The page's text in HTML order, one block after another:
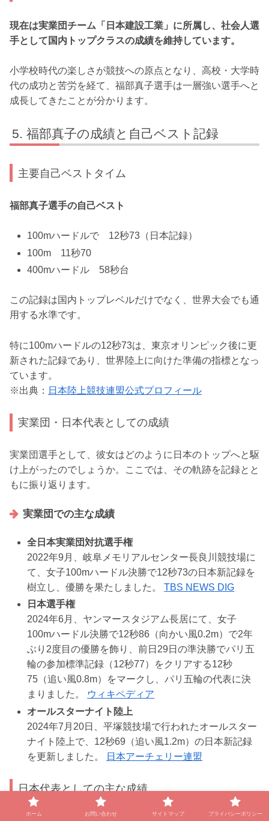
現在は実業団チーム「日本建設工業」に所属し、社会人選
手として国内トップクラスの成績を維持しています。
小学校時代の楽しさが競技への原点となり、高校・大学時
代の成功と苦労を経て、福部真子選手は一層強い選手へと
成長してきたことが分かります。
福部真子の成績と自己ベスト記録
主要自己ベストタイム
福部真子選手の自己ベスト
100mハードルで 12秒73（日本記録）
100m 11秒70
400mハードル 58秒台
この記録は国内トップレベルだけでなく、世界大会でも通
用する水準です。
特に100mハードルの12秒73は、東京オリンピック後に更
新された記録であり、世界陸上に向けた準備の指標となっ
ています。
※出典： 日本陸上競技連盟公式プロフィール
実業団・日本代表としての成績
実業団選手として、彼女はどのように日本のトップへと駆
け上がったのでしょうか。ここでは、その軌跡を記録とと
もに振り返ります。
実業団での主な成績
全日本実業団対抗選手権
2022年9月、岐阜メモリアルセンター長良川競技場に
て、女子100mハードル決勝で12秒73の日本新記録を
樹立し、優勝を果たしました。TBS NEWS DIG
日本選手権
2024年6月、ヤンマースタジアム長居にて、女子
100mハードル決勝で12秒86（向かい風0.2m）で2年
ぶり2度目の優勝を飾り、前日29日の準決勝でパリ五
輪の参加標準記録（12秒77）をクリアする12秒
75（追い風0.8m）をマークし、パリ五輪の代表に決
まりました。
ウィキペディア
オールスターナイト陸上
2024年7月20日、平塚競技場で行われたオールスター
ナイト陸上で、12秒69（追い風1.2m）の日本新記録
を更新しました。
日本アーチェリー連盟
日本代表としての主な成績
ホーム お問い合わせ サイトマップ プライバシーポリシー